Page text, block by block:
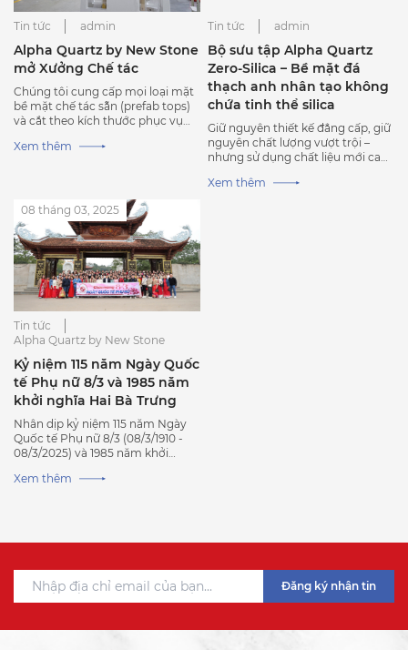
Tin tức admin
Alpha Quartz by New Stone
mở Xưởng Chế tác
Chúng tôi cung cấp mọi loại mặt
bề mặt chế tác sẵn (prefab tops)
và cắt theo kích thước phục vụ
máy của chúng tôi để tìm hiểu
Xem thêm
Tin tức admin
Bộ sưu tập Alpha Quartz
Zero-Silica – Bề mặt đá
thạch anh nhân tạo không
chứa tinh thể silica
Giữ nguyên thiết kế đẳng cấp, giữ
nguyên chất lượng vượt trội –
nhưng sử dụng chất liệu mới cao
kỷ nguyên bền vững cùng Bộ sưu
Xem thêm
08 tháng 03, 2025
Tin tức
Alpha Quartz by New Stone
Kỷ niệm 115 năm Ngày Quốc
tế Phụ nữ 8/3 và 1985 năm
khởi nghĩa Hai Bà Trưng
Nhân dịp kỷ niệm 115 năm Ngày
Quốc tế Phụ nữ 8/3 (08/3/1910 -
08/3/2025) và 1985 năm khởi
phần Công nghệ New Stone xin
Xem thêm
Đăng ký nhận tin